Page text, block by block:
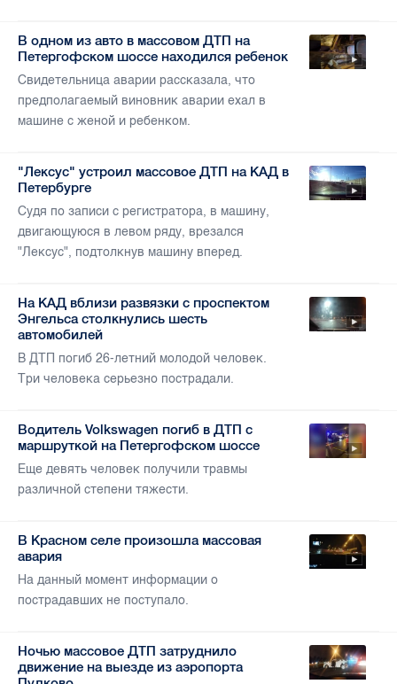
В одном из авто в массовом ДТП на
Петергофском шоссе находился ребенок
Свидетельница аварии рассказала, что
предполагаемый виновник аварии ехал в
машине с женой и ребенком.
"Лексус" устроил массовое ДТП на КАД в
Петербурге
Судя по записи с регистратора, в машину,
двигающуюся в левом ряду, врезался
"Лексус", подтолкнув машину вперед.
На КАД вблизи развязки с проспектом
Энгельса столкнулись шесть
автомобилей
В ДТП погиб 26-летний молодой человек.
Три человека серьезно пострадали.
Водитель Volkswagen погиб в ДТП с
маршруткой на Петергофском шоссе
Еще девять человек получили травмы
различной степени тяжести.
В Красном селе произошла массовая
авария
На данный момент информации о
пострадавших не поступало.
Ночью массовое ДТП затруднило
движение на выезде из аэропорта